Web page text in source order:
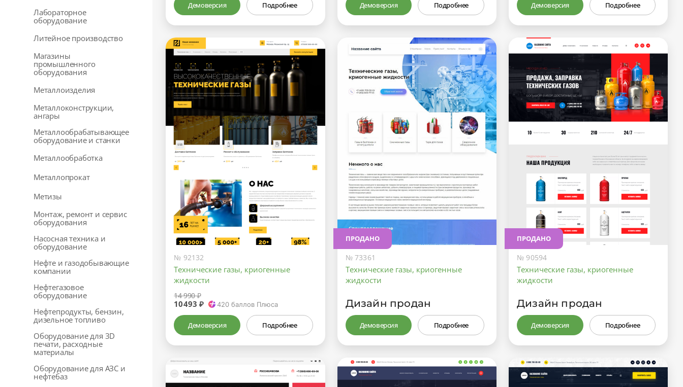
Лабораторное
оборудование
Литейное производство
Магазины
промышленного
оборудования
Металлоизделия
Металлоконструкции,
ангары
Металлообрабатывающее
оборудование и станки
Металлообработка
Металлопрокат
Метизы
Монтаж, ремонт и сервис
оборудования
Насосная техника и
оборудование
Нефте и газодобывающие
компании
Нефтегазовое
оборудование
Нефтепродукты, бензин,
дизельное топливо
Оборудование для 3D
печати, расходные
материалы
Оборудование для АЗС и
нефтебаз
Демоверсия Подробнее Демоверсия Подробнее Демоверсия Подробнее
№ 92132
Технические газы, криогенные
жидкости
14 990 ₽
10493 ₽ 420баллов Плюса
Демоверсия Подробнее
ПРОДАНО
№ 73361
Технические газы, криогенные
жидкости
Дизайн продан
Демоверсия Подробнее
ПРОДАНО
№ 90594
Технические газы, криогенные
жидкости
Дизайн продан
Демоверсия Подробнее